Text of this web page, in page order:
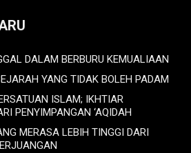
DALAM BERBURU KEMUALIAAN
YANG TIDAK BOLEH PADAM
ISLAM; IKHTIAR
PENYIMPANGAN ‘AQIDAH
MERASA LEBIH TINGGI DARI